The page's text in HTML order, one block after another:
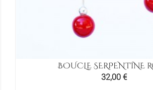
BOUCLE SERPENTINE
Prix
32,00 €